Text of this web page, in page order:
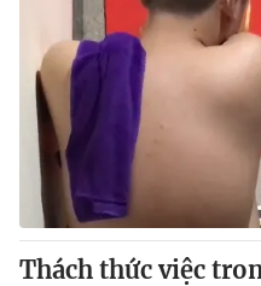
Thế giới
Tin tức
Thế giới đó đây
Câu chuyện quốc tế
Kinh tế
Tài chính
Thị trường
Dữ liệu và đời sống
Thách thức việc